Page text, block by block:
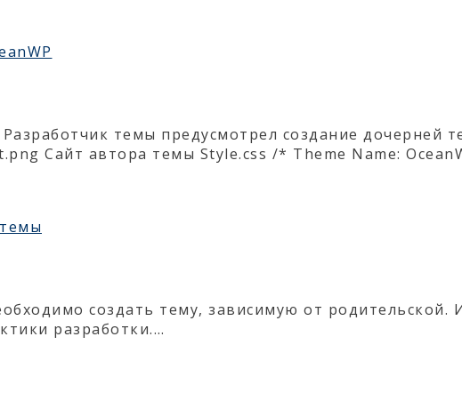
темы предусмотрел создание дочерней
Сайт автора темы Style.css /* Theme Name:
создать тему, зависимую от
разработки.…